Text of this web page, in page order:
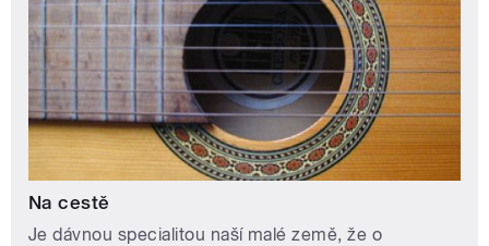
Na cestě
Je dávnou specialitou naší malé země, že o